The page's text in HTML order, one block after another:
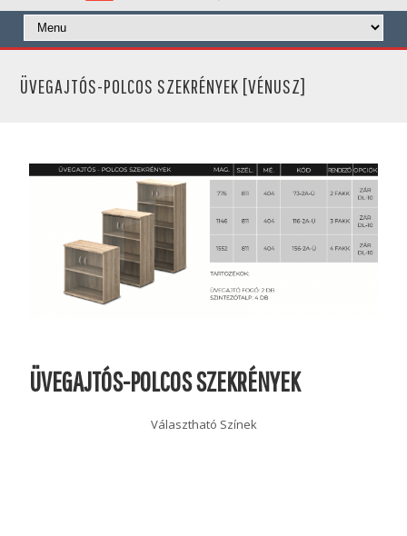
ÜVEGAJTÓS-POLCOS SZEKRÉNYEK [VÉNUSZ]
ÜVEGAJTÓS-POLCOS SZEKRÉNYEK
Választható Színek